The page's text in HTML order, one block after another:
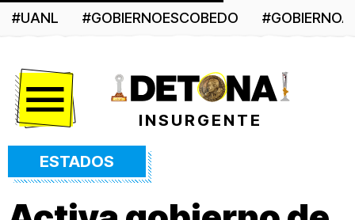
#UANL #GOBIERNOESCOBEDO
INSURGENTE
ESTADOS